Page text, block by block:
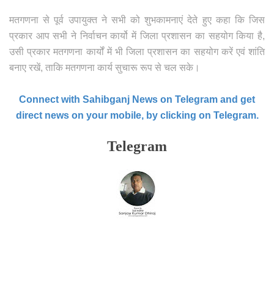
मतगणना से पूर्व उपायुक्त ने सभी को शुभकामनाएं देते हुए कहा कि जिस
प्रकार आप सभी ने निर्वाचन कार्यो में जिला प्रशासन का सहयोग किया है,
उसी प्रकार मतगणना कार्यों में भी जिला प्रशासन का सहयोग करें एवं शांति
बनाए रखें, ताकि मतगणना कार्य सुचारू रूप से चल सके।
Connect with Sahibganj News on Telegram and get
direct news on your mobile, by clicking on Telegram.
Telegram